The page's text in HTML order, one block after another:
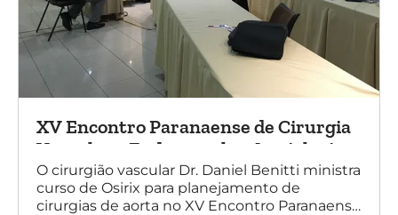
XV Encontro Paranaense de Cirurgia
Vascular e Endovascular, Angiologia e
Ecografia Vascular
O cirurgião vascular Dr. Daniel Benitti ministra
curso de Osirix para planejamento de
cirurgias de aorta no XV Encontro Paranaense